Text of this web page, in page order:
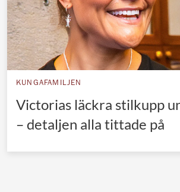
Nederländska kungahuset
Belgiska kungahuset
Jordanska kungahuset
Luxemburgska
Japanska kejsarhuset
Thailändska kungahuset
KUNGAFAMILJEN
Victorias läckra stilkupp
– detaljen alla tittade på